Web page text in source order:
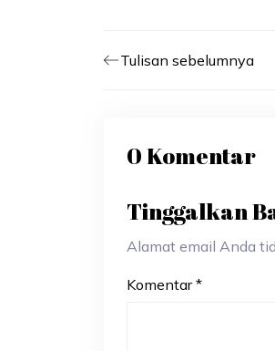
Tulisan sebelumnya
0 Komentar
Tinggalkan
Alamat email Anda
Komentar *